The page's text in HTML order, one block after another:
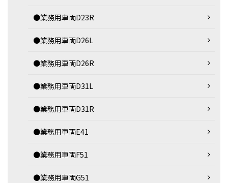
●業務用車両D23R
●業務用車両D26L
●業務用車両D26R
●業務用車両D31L
●業務用車両D31R
●業務用車両E41
●業務用車両F51
●業務用車両G51